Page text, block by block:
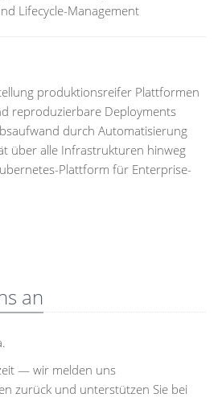
Lifecycle-Management
produktionsreifer Plattformen
reproduzierbare Deployments
durch Automatisierung
über alle Infrastrukturen hinweg
Plattform für Enterprise-
an
— wir melden uns
zurück und unterstützen Sie bei